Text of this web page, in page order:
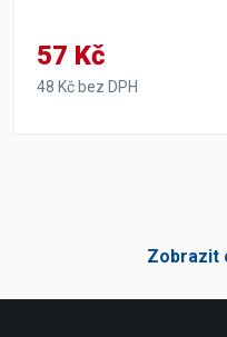
57 Kč
48 Kč bez DPH
Zobrazit